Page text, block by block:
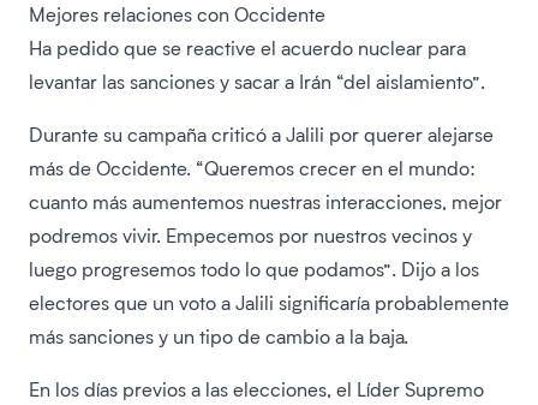
Mejores relaciones con Occidente
Ha pedido que se reactive el acuerdo nuclear para
levantar las sanciones y sacar a Irán “del aislamiento”.
Durante su campaña criticó a Jalili por querer alejarse
más de Occidente. “Queremos crecer en el mundo:
cuanto más aumentemos nuestras interacciones, mejor
podremos vivir. Empecemos por nuestros vecinos y
luego progresemos todo lo que podamos”. Dijo a los
electores que un voto a Jalili significaría probablemente
más sanciones y un tipo de cambio a la baja.
En los días previos a las elecciones, el Líder Supremo